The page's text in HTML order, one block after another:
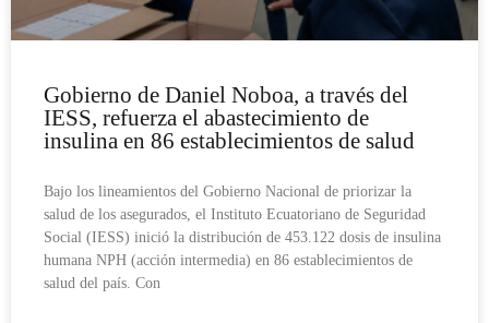
Gobierno de Daniel Noboa, a través del
IESS, refuerza el abastecimiento de
insulina en 86 establecimientos de salud
Bajo los lineamientos del Gobierno Nacional de priorizar la
salud de los asegurados, el Instituto Ecuatoriano de Seguridad
Social (IESS) inició la distribución de 453.122 dosis de insulina
humana NPH (acción intermedia) en 86 establecimientos de
salud del país. Con